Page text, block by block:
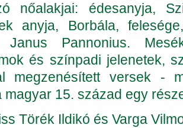
nőalakjai: édesanyja,
anyja, Borbála,
Pannonius.
és színpadi jelenetek,
megzenésített versek -
magyar 15. század egy
Törék Ildikó és Varga